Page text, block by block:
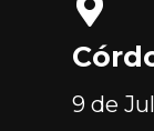
9 de